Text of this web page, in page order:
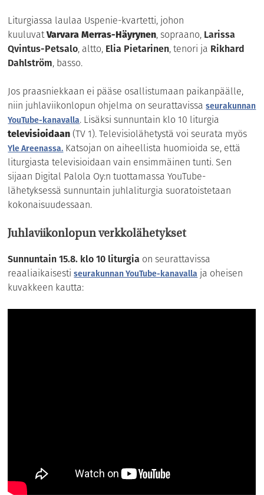
Liturgiassa laulaa Uspenie-kvartetti, johon
kuuluvatVarvara Merras-Häyrynen, sopraano, Larissa
Qvintus-Petsalo, altto, Elia Pietarinen, tenori ja Rikhard
Dahlström, basso.
Jos praasniekkaan ei pääse osallistumaan paikanpäälle,
niin juhlaviikonlopun ohjelma on seurattavissaseurakunnan
YouTube-kanavalla. Lisäksi sunnuntain klo 10 liturgia
televisioidaan (TV 1). Televisiolähetystä voi seurata myös
Yle Areenassa. Katsojan on aiheellista huomioida se, että
liturgiasta televisioidaan vain ensimmäinen tunti. Sen
sijaan Digital Palola Oy:n tuottamassa YouTube-
lähetyksessä sunnuntain juhlaliturgia suoratoistetaan
kokonaisuudessaan.
Juhlaviikonlopun verkkolähetykset
Sunnuntain 15.8. klo 10 liturgia on seurattavissa
reaaliaikaisestiseurakunnan YouTube-kanavalla ja oheisen
kuvakkeen kautta: